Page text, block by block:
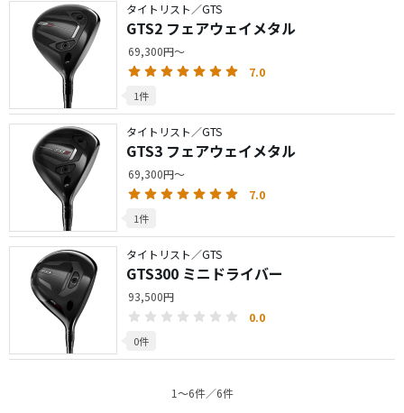
タイトリスト／GTS
GTS2 フェアウェイメタル
69,300円～
7.0
1件
タイトリスト／GTS
GTS3 フェアウェイメタル
69,300円～
7.0
1件
タイトリスト／GTS
GTS300 ミニドライバー
93,500円
0.0
0件
1〜6件／6件